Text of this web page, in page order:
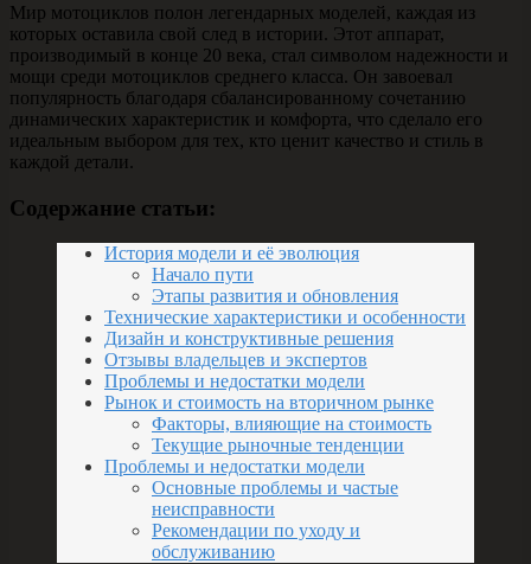
Мир мотоциклов полон легендарных моделей, каждая из
которых оставила свой след в истории. Этот аппарат,
производимый в конце 20 века, стал символом надежности и
мощи среди мотоциклов среднего класса. Он завоевал
популярность благодаря сбалансированному сочетанию
динамических характеристик и комфорта, что сделало его
идеальным выбором для тех, кто ценит качество и стиль в
каждой детали.
Содержание статьи:
История модели и её эволюция
Начало пути
Этапы развития и обновления
Технические характеристики и особенности
Дизайн и конструктивные решения
Отзывы владельцев и экспертов
Проблемы и недостатки модели
Рынок и стоимость на вторичном рынке
Факторы, влияющие на стоимость
Текущие рыночные тенденции
Проблемы и недостатки модели
Основные проблемы и частые
неисправности
Рекомендации по уходу и
обслуживанию